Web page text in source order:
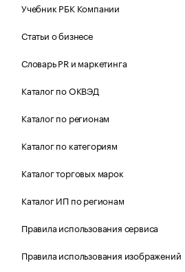
Учебник РБК Компании
Статьи о бизнесе
Словарь PR и маркетинга
Каталог по ОКВЭД
Каталог по регионам
Каталог по категориям
Каталог торговых марок
Каталог ИП по регионам
Правила использования сервиса
Правила использования изображений